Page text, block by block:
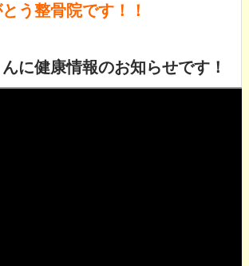
う整骨院です！！
に健康情報のお知らせです！